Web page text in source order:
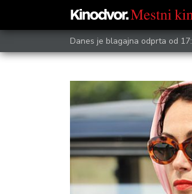
Danes je blagajna odprta od